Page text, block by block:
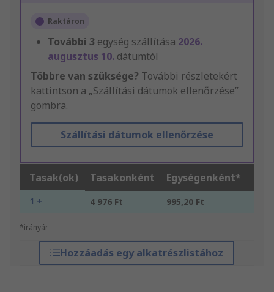
Raktáron
További 3 egység szállítása 2026.
augusztus 10. dátumtól
Többre van szüksége? További részletekért
kattintson a „Szállítási dátumok ellenőrzése”
gombra.
Szállítási dátumok ellenőrzése
Tasak(ok) Tasakonként Egységenként*
1 + 4 976 Ft 995,20 Ft
*irányár
Hozzáadás egy alkatrészlistához